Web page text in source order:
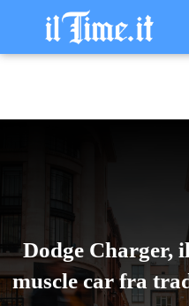
contenuto
Dodge Charger,
muscle car fra